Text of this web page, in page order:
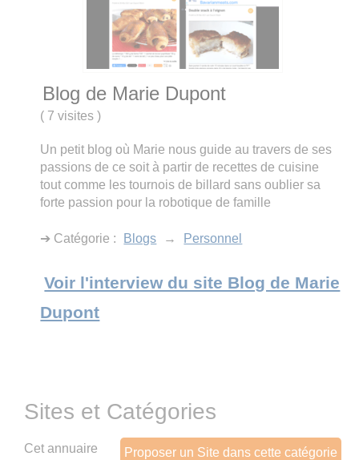
Blog de Marie Dupont
( 7 visites)
Un petit blog où Marie nous guide au travers de ses
passions de ce soit à partir de recettes de cuisine
tout comme les tournois de billard sans oublier sa
forte passion pour la robotique de famille
➔ Catégorie : Blogs → Personnel
Voir l'interview du site Blog de Marie
Dupont
Sites et Catégories
Proposer un Site dans cette catégorie
Cet annuaire